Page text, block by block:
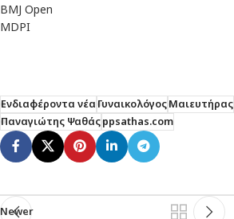
BMJ Open
MDPI
Ενδιαφέροντα νέαΓυναικολόγοςΜαιευτήρας
Παναγιώτης Ψαθάςppsathas.com
Newer